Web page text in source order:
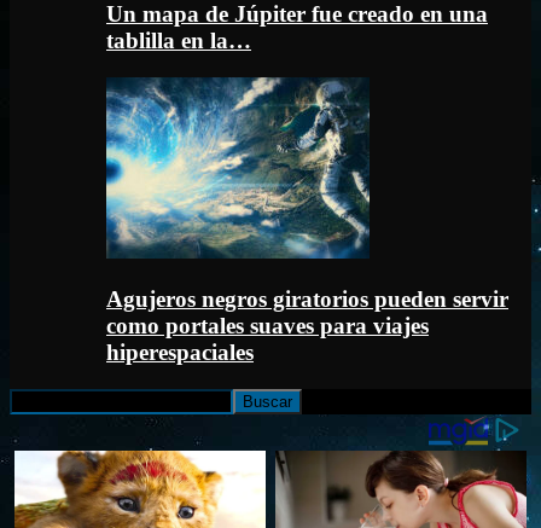
Un mapa de Júpiter fue creado en una
tablilla en la…
Agujeros negros giratorios pueden servir
como portales suaves para viajes
hiperespaciales